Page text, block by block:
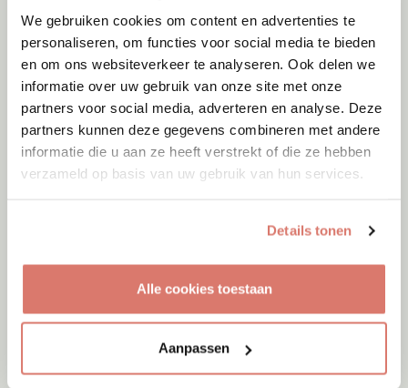
We gebruiken cookies om content en advertenties te
personaliseren, om functies voor social media te bieden
en om ons websiteverkeer te analyseren. Ook delen we
informatie over uw gebruik van onze site met onze
partners voor social media, adverteren en analyse. Deze
partners kunnen deze gegevens combineren met andere
informatie die u aan ze heeft verstrekt of die ze hebben
verzameld op basis van uw gebruik van hun services.
Details tonen
Alle cookies toestaan
Aanpassen
Adoptie
Tilburg